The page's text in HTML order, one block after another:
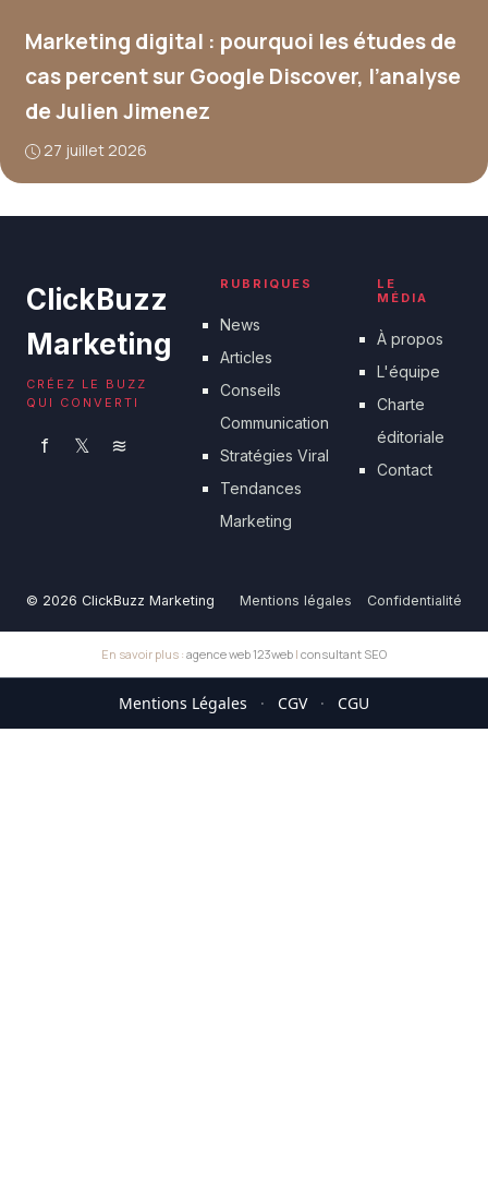
Marketing digital : pourquoi les études de
cas percent sur Google Discover, l’analyse
de Julien Jimenez
27 juillet 2026
ClickBuzz
Marketing
CRÉEZ LE BUZZ
QUI CONVERTI
f 𝕏 ≋
RUBRIQUES
News
Articles
Conseils
Communication
Stratégies Viral
Tendances
Marketing
LE
MÉDIA
À propos
L'équipe
Charte
éditoriale
Contact
© 2026 ClickBuzz Marketing Mentions légales Confidentialité
En savoir plus : agence web 123web | consultant SEO
Mentions Légales · CGV · CGU